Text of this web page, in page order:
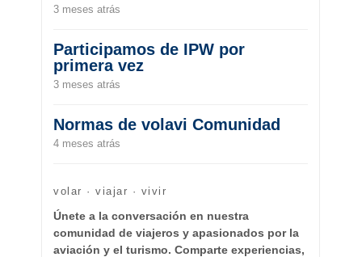
3 meses atrás
Participamos de IPW por
primera vez
3 meses atrás
Normas de volavi Comunidad
4 meses atrás
volar · viajar · vivir
Únete a la conversación en nuestra
comunidad de viajeros y apasionados por la
aviación y el turismo. Comparte experiencias,